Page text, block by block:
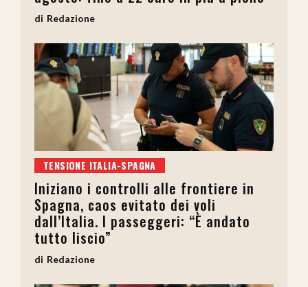
Redazione
TENSIONE ITALIA-SPAGNA
Iniziano i controlli alle frontiere in
Spagna, caos evitato dei voli
dall’Italia. I passeggeri: “È andato
tutto liscio”
Redazione